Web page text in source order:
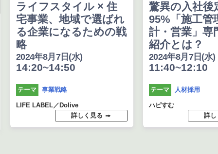
ライフスタイル × 住
宅事業、地域で選ばれ
る企業になるための戦
略
2024年8月7日(水)
14:20~14:50
テーマ 事業戦略
LIFE LABEL／Dolive
詳しく見る
驚異の入社後
95%「施工管
計・営業」専
紹介とは？
2024年8月7日(水)
11:40~12:10
テーマ 人材採用
ハピすむ
詳